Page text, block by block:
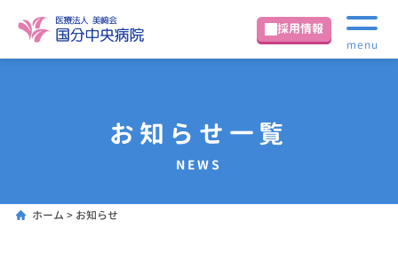
menu
採用情報
お知らせ一覧
NEWS
ホーム > お知らせ